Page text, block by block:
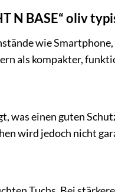
N BASE“ oliv
wie
als kompakter,
was einen guten
wird jedoch nicht